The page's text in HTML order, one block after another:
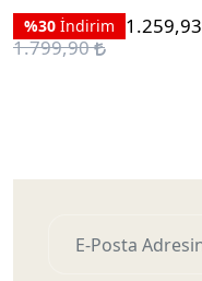
%30 İndirim
1.259,93
1.799,90